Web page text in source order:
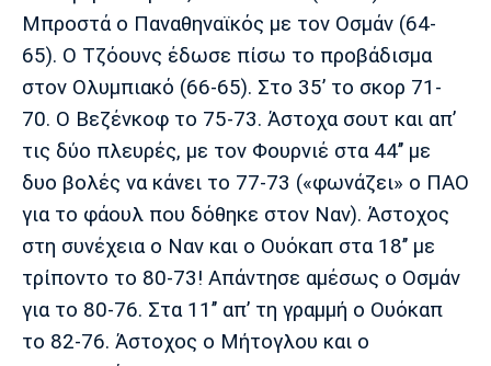
Μπροστά ο Παναθηναϊκός με τον Οσμάν (64-
65). Ο Τζόουνς έδωσε πίσω το προβάδισμα
στον Ολυμπιακό (66-65). Στο 35’ το σκορ 71-
70. Ο Βεζένκοφ το 75-73. Άστοχα σουτ και απ’
τις δύο πλευρές, με τον Φουρνιέ στα 44’’ με
δυο βολές να κάνει το 77-73 («φωνάζει» ο ΠΑΟ
για το φάουλ που δόθηκε στον Ναν). Άστοχος
στη συνέχεια ο Ναν και ο Ουόκαπ στα 18’’ με
τρίποντο το 80-73! Απάντησε αμέσως ο Οσμάν
για το 80-76. Στα 11’’ απ’ τη γραμμή ο Ουόκαπ
το 82-76. Άστοχος ο Μήτογλου και ο